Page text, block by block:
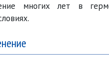
многих лет в